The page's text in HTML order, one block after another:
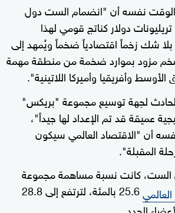
نفسه أن "انضمام الست دول
دولار كناتج قومي لهذا
شك زخماً اقتصادياً ضخماً ويُمهد إلى
مزود بموارد ضخمة من منطقة مهمة
وأفريقيا وأميركا اللاتينية".
لجهة توسيع مجموعة "بريكس"
عميقة قد تم الإعداد لها جيداً"،
أن "الاقتصاد العالمي سيكون
المقبلة".
الست، كانت نسبة مساهمة مجموعة
25.6 بالمئة، لترتفع إلى 28.8
الجدد.